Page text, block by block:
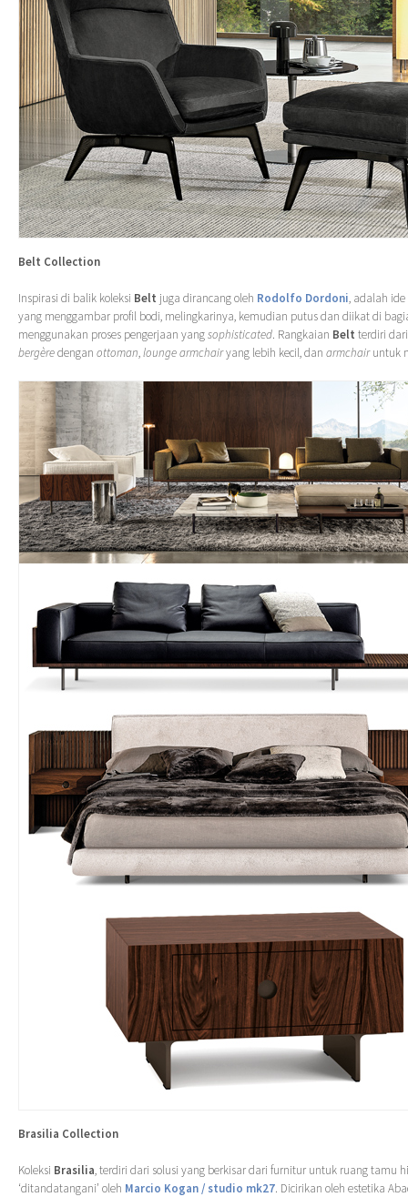
Belt Collection
Inspirasi di balik koleksi Belt juga dirancang oleh Rodolfo Dordoni, adalah ide
yang menggambar profil bodi, melingkarinya, kemudian putus dan diikat di
menggunakan proses pengerjaan yangsophisticated. Rangkaian Belt terdiri
bergèredengan ottoman,lounge armchairyang lebih kecil, dan armchairuntuk
Brasilia Collection
Koleksi Brasilia, terdiri dari solusi yang berkisar dari furnitur untuk ruang tamu
‘ditandatangani’ oleh Marcio Kogan / studio mk27. Dicirikan oleh estetika